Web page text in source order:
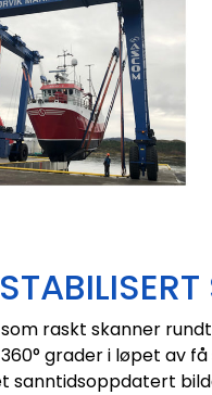
raskt skanner
grader i løpet av
sanntidsoppdatert